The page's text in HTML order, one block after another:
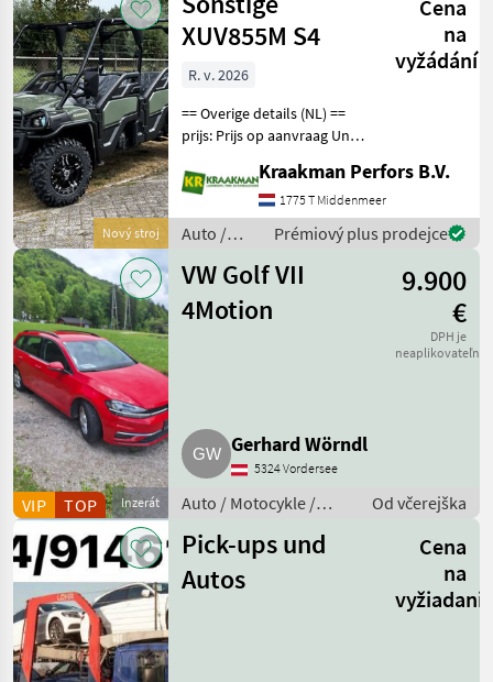
Nový stroj
XUV855M S4
Cena
na
vyžádání
R. v. 2026
== Overige details (NL) ==
prijs: Prijs op aanvraag Unit:
Handmatig
aandrijvingstype: 2wd Half
Doors for Basic OPS
Premium Protection Pac
Kraakman Perfors B.V.
1775 T Middenmeer
Auto /
/ Sonstige
Prémiový plus prodejce
Inzerát
VIP TOP
VW Golf VII
4Motion
9.900
€
DPH je
neaplikovateľné
Gerhard Wörndl
5324 Vordersee
Auto / Motocykle /
Od včerejška
Pick-ups und
Autos
Cena
na